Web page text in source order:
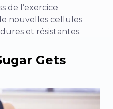
de l’exercice
nouvelles cellules
et résistantes.
Gets